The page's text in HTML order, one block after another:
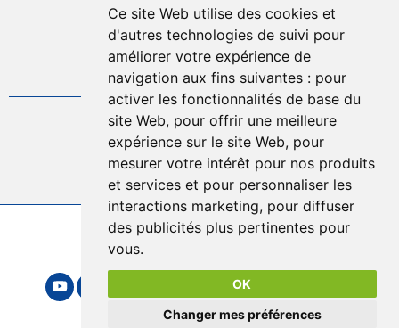
Ce site Web utilise des cookies et
d'autres technologies de suivi pour
améliorer votre expérience de
navigation aux fins suivantes : pour
activer les fonctionnalités de base du
site Web, pour offrir une meilleure
expérience sur le site Web, pour
mesurer votre intérêt pour nos produits
et services et pour personnaliser les
interactions marketing, pour diffuser
des publicités plus pertinentes pour
vous.
OK
Changer mes préférences
Offres d'emplois
Politique de confidentialité
Gestion des cookies
FAQ
04.75.57.80.00
Contact
2026 © Sytrad